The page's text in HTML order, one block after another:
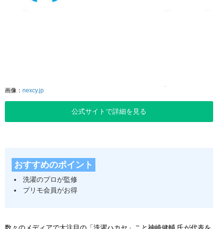
画像： nexcy.jp
公式サイトで詳細を見る
おすすめのポイント
洗濯のプロが監修
プリモ会員がお得